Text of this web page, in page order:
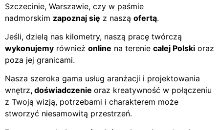
Szczecinie, Warszawie, czy w paśmie
nadmorskim zapoznaj się z naszą ofertą.
Jeśli, dzielą nas kilometry, naszą pracę twórczą
wykonujemy również online na terenie całej Polski oraz
poza jej granicami.
Nasza szeroka gama usług aranżacji i projektowania
wnętrz, doświadczenie oraz kreatywność w połączeniu
z Twoją wizją, potrzebami i charakterem może
stworzyć niesamowitą przestrzeń.